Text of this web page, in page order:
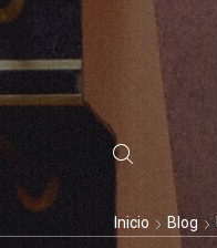
Inicio Blog